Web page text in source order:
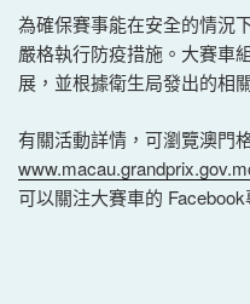
為確保賽事能在安全的情況
嚴格執行防疫措施。大賽車
展，並根據衛生局發出的相
有關活動詳情，可瀏覽澳門
可以關注大賽車的